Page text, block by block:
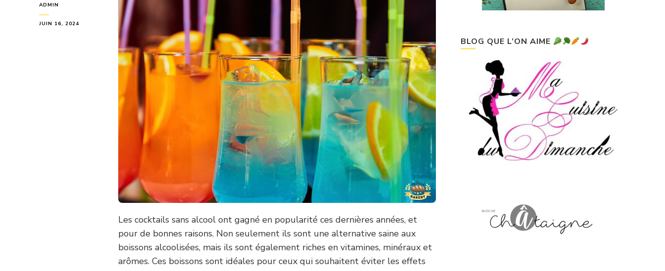
ADMIN
JUIN 16, 2024
Les cocktails sans alcool ont gagné en popularité ces dernières années, et
pour de bonnes raisons. Non seulement ils sont une alternative saine aux
boissons alcoolisées, mais ils sont également riches en vitamines, minéraux et
arômes. Ces boissons sont idéales pour ceux qui souhaitent éviter les effets
BLOG QUE L’ON AIME